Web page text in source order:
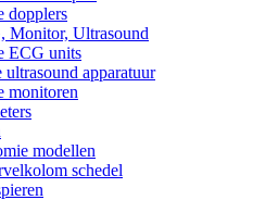
dopplers
Monitor, Ultrasound
ECG units
ultrasound apparatuur
monitoren
modellen
schedel